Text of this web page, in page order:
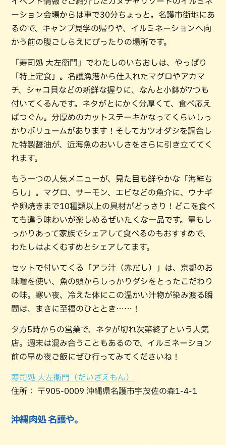
ーション会場からは車で30分ちょっと。名護市街地にあ
るので、キャンプ見学の帰りや、イルミネーションへ向
かう前の腹ごしらえにぴったりの場所です。
「寿司処 大左衛門」でわたしのいちおしは、やっぱり
「特上定食」。名護漁港から仕入れたマグロやアカマ
チ、シャコ貝などの新鮮な握りに、なんと小鉢が7つも
付いてくるんです。ネタがとにかく分厚くて、食べ応え
ばつぐん。分厚めのカットステーキかなってくらいしっ
かりボリュームがあります！そしてカツオダシを調合し
た特製醤油が、近海魚のおいしさをさらに引き立ててく
れます。
もう一つの人気メニューが、見た目も鮮やかな「海鮮ち
らし」。マグロ、サーモン、エビなどの魚介に、ウナギ
や卵焼きまで10種類以上の具材がどっさり！どこを食べ
ても違う味わいが楽しめるぜいたくな一品です。量もし
っかりあって家族でシェアして食べるのもおすすめで、
わたしはよくむすめとシェアしてます。
セットで付いてくる「アラ汁（赤だし）」は、京都のお
味噌を使い、魚の頭からしっかりダシをとったこだわり
の味。寒い夜、冷えた体にこの温かい汁物が染み渡る瞬
間は、まさに至福のひととき……！
夕方5時からの営業で、ネタが切れ次第終了という人気
店。週末は混み合うこともあるので、イルミネーション
前の早め夜ご飯にぜひ行ってみてくださいね！
寿司処 大左衛門（だいざえもん）
住所： 〒905-0009 沖縄県名護市宇茂佐の森1-4-1
沖縄肉処 名護や。